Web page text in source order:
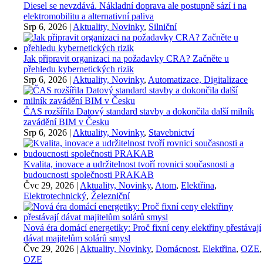
Diesel se nevzdává. Nákladní doprava ale postupně sází i na
elektromobilitu a alternativní paliva
Srp 6, 2026 | Aktuality, Novinky, Silniční
Jak připravit organizaci na požadavky CRA? Začněte u
přehledu kybernetických rizik
Srp 6, 2026 | Aktuality, Novinky, Automatizace, Digitalizace
ČAS rozšířila Datový standard stavby a dokončila další milník
zavádění BIM v Česku
Srp 6, 2026 | Aktuality, Novinky, Stavebnictví
Kvalita, inovace a udržitelnost tvoří rovnici současnosti a
budoucnosti společnosti PRAKAB
Čvc 29, 2026 | Aktuality, Novinky, Atom, Elektřina,
Elektrotechnický, Železniční
Nová éra domácí energetiky: Proč fixní ceny elektřiny přestávají
dávat majitelům solárů smysl
Čvc 29, 2026 | Aktuality, Novinky, Domácnost, Elektřina, OZE,
OZE